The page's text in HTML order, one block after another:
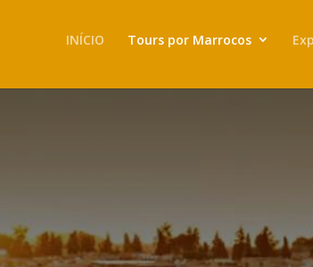
INÍCIO Tours por Marrocos